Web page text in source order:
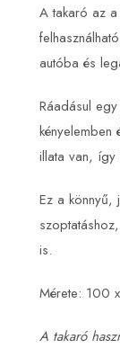
A takaró az
autóba és
Ráadásul
kényelemben
illata van, így
Ez a könnyű,
is.
Mérete: 100
A takaró